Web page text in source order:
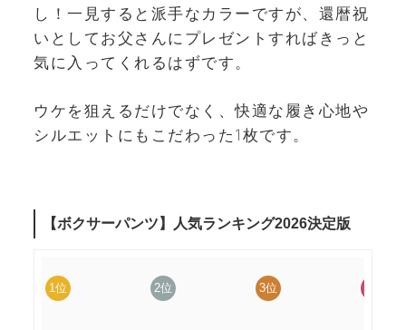
し！一見すると派手なカラーですが、還暦祝
いとしてお父さんにプレゼントすればきっと
気に入ってくれるはずです。
ウケを狙えるだけでなく、快適な履き心地や
シルエットにもこだわった1枚です。